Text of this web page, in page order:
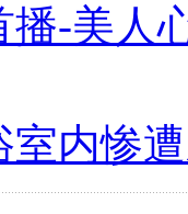
克斯未锁...
祈求浦项...
皇...
却无雄...
血压不太...
播-美人
室内惨